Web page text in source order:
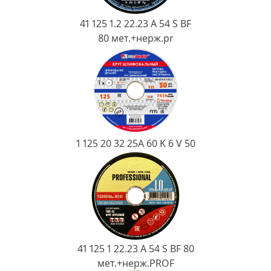
41 125 1.2 22.23 A 54 S BF
80 мет.+нерж.pr
1 125 20 32 25А 60 K 6 V 50
41 125 1 22.23 A 54 S BF 80
мет.+нерж.PROF